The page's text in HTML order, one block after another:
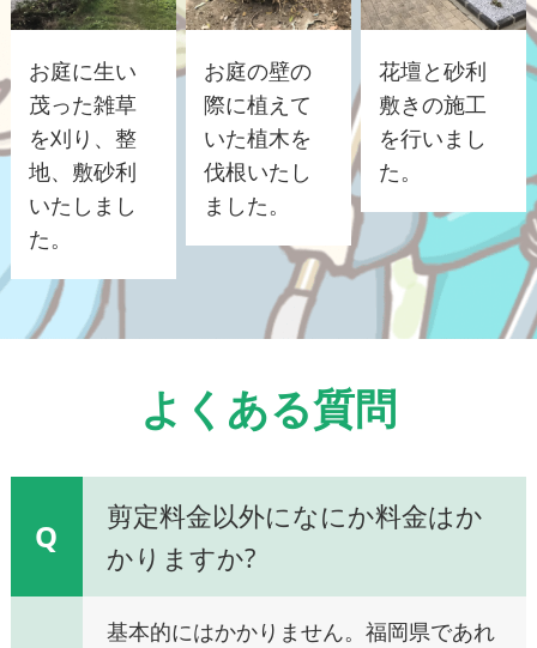
お庭に生い
茂った雑草
を刈り、整
地、敷砂利
いたしまし
た。
お庭の壁の
際に植えて
いた植木を
伐根いたし
ました。
花壇と砂利
敷きの施工
を行いまし
た。
よくある質問
Q
剪定料金以外になにか料金はか
かりますか?
基本的にはかかりません。福岡県であれ